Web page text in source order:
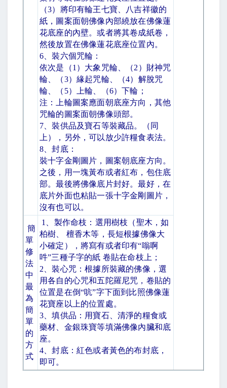
（3）將印有輪王七寶、八吉祥徽的
紙，圖案面朝佛像內部繞放在佛像蓮
花底座的內壁。或者將其卷成紙卷，
然後放置在佛像蓮花底座位置內。
6 、裝六個咒輪：
依次是（1 ）大象咒輪、（2 ）財神咒
輪、（3）緣起咒輪、（4）解脫咒
輪、（ 5）上輪、（6）下輪；
注：上輪圖案應面朝底座方向，其他
咒輪的圖案面朝佛像頭部。
7 、裝供品及寶石等裝藏品。（同
上），另外，可以放少許糧食表法。
8 、封底：
裝十字金剛圖片，圖案朝底座方向。
之後，用一塊黃布或者紅布，包住底
部。最後將佛像底片封好。最好，在
底片外面也粘貼一張十字金剛圖片，
沒有也可以。
簡
單
修
法
中
最
為
簡
單
的
方
式
1
、製作命枝：選用樹枝（聖木，如
柏樹、 檀香木等，長短根據佛像大
小確定），將寫有或者印有“嗡啊
吽”三種子字的紙 卷貼在命枝上；
2 、裝心咒：根據所裝藏的佛像，選
用各自的心咒和五陀羅尼咒，卷貼的
位置是在倒“吭”字下面到比照佛像蓮
花寶座以上的位置處。
3 、填供品：用寶石、清淨的糧食或
藥材、金銀珠寶等填滿佛像內臟和底
座。
4 、封底：紅色或者黃色的布封底，
即可。